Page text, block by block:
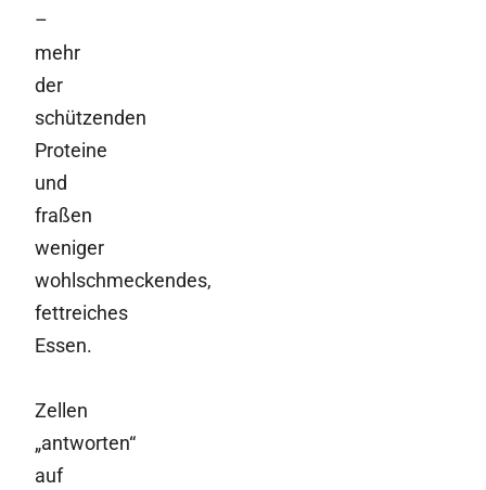
–
mehr
der
schützenden
Proteine
und
fraßen
weniger
wohlschmeckendes,
fettreiches
Essen.
Zellen
„antworten“
auf